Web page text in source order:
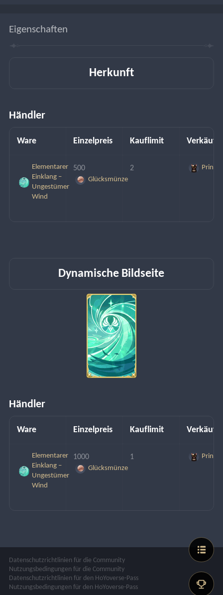
Eigenschaften
Herkunft
Händler
Ware Einzelpreis Kauflimit
Elementarer
Einklang –
Ungestümer
Wind
500
Glücksmünze
2 Prinz
Dynamische Bildseite
Händler
Ware Einzelpreis Kauflimit
Elementarer
Einklang –
Ungestümer
Wind
1000
Glücksmünze
1 Prinz
Datenschutzrichtlinien für die Community
Nutzungsbedingungen für die Community
Datenschutzrichtlinien für den HoYoverse-Pass
Nutzungsbedingungen für den HoYoverse-Pass